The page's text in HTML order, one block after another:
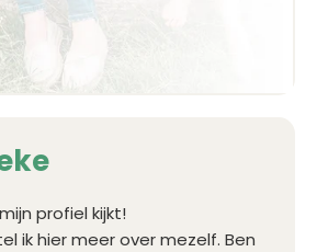
profiel kijkt!
ik hier meer over mezelf. Ben